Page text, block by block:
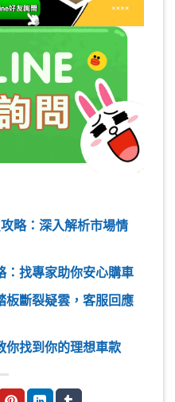
略：深入解析市場情
：找專家助你安心購車
板斷裂疑雲，客服回應
你找到你的理想車款